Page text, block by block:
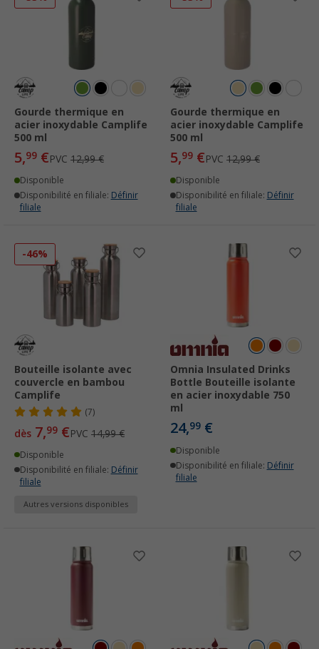
Gourde thermique en
acier inoxydable Camplife
500 ml
5,99 €PVC 12,99 €
Disponible
Disponibilité en filiale: Définir
filiale
Gourde thermique en
acier inoxydable Camplife
500 ml
5,99 €PVC 12,99 €
Disponible
Disponibilité en filiale: Définir
filiale
-46%
Bouteille isolante avec
couvercle en bambou
Camplife
(7)
dès 7,99 €PVC 14,99 €
Disponible
Disponibilité en filiale: Définir
filiale
Autres versions disponibles
Omnia Insulated Drinks
Bottle Bouteille isolante
en acier inoxydable 750
ml
24,99 €
Disponible
Disponibilité en filiale: Définir
filiale